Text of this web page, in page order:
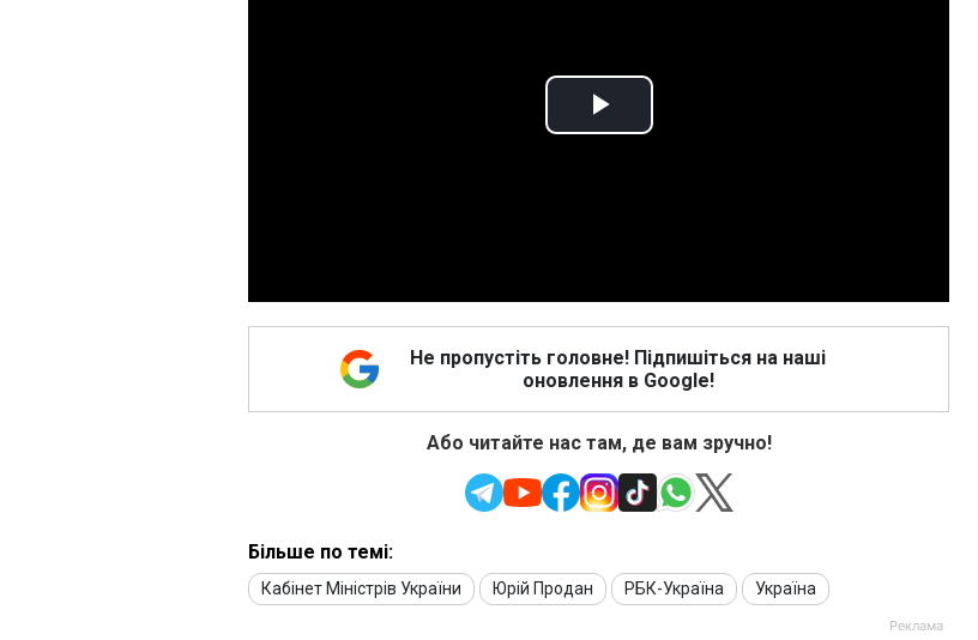
Play
Не пропустіть головне! Підпишіться на наші
оновлення в Google!
Або читайте нас там, де вам зручно!
Більше по темі:
Кабінет Міністрів України Юрій Продан РБК-Україна Україна